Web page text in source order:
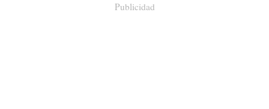
Publicidad